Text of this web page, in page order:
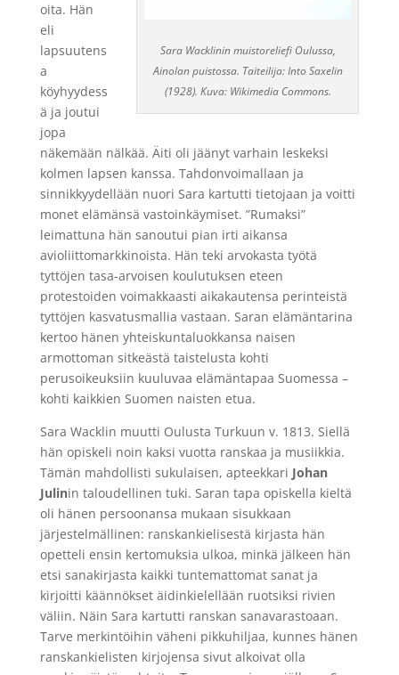
Sara Wacklinin muistoreliefi Oulussa,
Ainolan puistossa. Taiteilija: Into Saxelin
(1928). Kuva: Wikimedia Commons.
oita. Hän
eli
lapsuutens
a
köyhyydess
ä ja joutui
jopa
näkemään nälkää. Äiti oli jäänyt varhain leskeksi
kolmen lapsen kanssa. Tahdonvoimallaan ja
sinnikkyydellään nuori Sara kartutti tietojaan ja voitti
monet elämänsä vastoinkäymiset. ”Rumaksi”
leimattuna hän sanoutui pian irti aikansa
avioliittomarkkinoista. Hän teki arvokasta työtä
tyttöjen tasa-arvoisen koulutuksen eteen
protestoiden voimakkaasti aikakautensa perinteistä
tyttöjen kasvatusmallia vastaan. Saran elämäntarina
kertoo hänen yhteiskuntaluokkansa naisen
armottoman sitkeästä taistelusta kohti
perusoikeuksiin kuuluvaa elämäntapaa Suomessa –
kohti kaikkien Suomen naisten etua.
Sara Wacklin muutti Oulusta Turkuun v. 1813. Siellä
hän opiskeli noin kaksi vuotta ranskaa ja musiikkia.
Tämän mahdollisti sukulaisen, apteekkari Johan
Julinin taloudellinen tuki. Saran tapa opiskella kieltä
oli hänen persoonansa mukaan sisukkaan
järjestelmällinen: ranskankielisestä kirjasta hän
opetteli ensin kertomuksia ulkoa, minkä jälkeen hän
etsi sanakirjasta kaikki tuntemattomat sanat ja
kirjoitti käännökset äidinkielellään ruotsiksi rivien
väliin. Näin Sara kartutti ranskan sanavarastoaan.
Tarve merkintöihin väheni pikkuhiljaa, kunnes hänen
ranskankielisten kirjojensa sivut alkoivat olla